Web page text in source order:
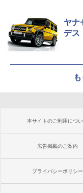
ヤナ
デス
本サイトのご利用につ
広告掲載のご案内
プライバシーポリシー